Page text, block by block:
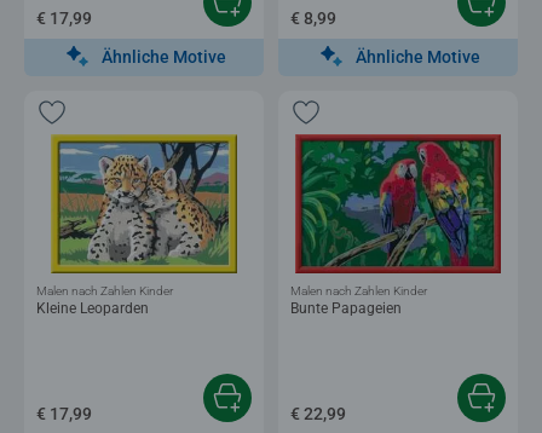
€ 17,99
Ähnliche Motive
€ 8,99
Ähnliche Motive
Kleine Leoparden
Malen nach Zahlen Kinder
€ 17,99
Bunte Papageien
Malen nach Zahlen Kinder
€ 22,99